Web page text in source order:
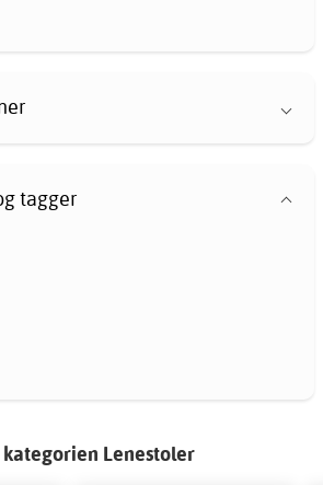
tagger
Lenestoler